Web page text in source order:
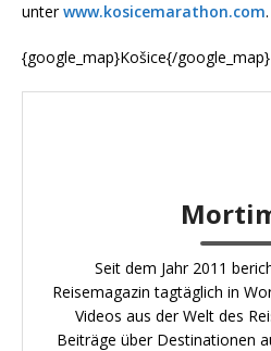
unterwww.kosicemarathon.com.
{google_map}Košice{/google_map}
Seit dem Jahr 2011
Reisemagazin tagtäglich in
Videos aus der Welt des
Beiträge über Destinationen